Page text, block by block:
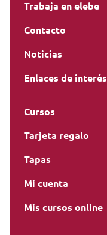
Trabaja en elebe
Contacto
Noticias
Enlaces de interés
Cursos
Tarjeta regalo
Tapas
Mi cuenta
Mis cursos online